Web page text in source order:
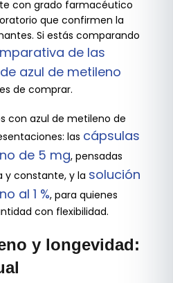
con grado farmacéutico
que confirmen la
Si estás comparando
de las
azul de metileno
de comprar.
con azul de metileno de
las cápsulas
de 5 mg, pensadas
y constante, y la solución
al 1 %, para quienes
con flexibilidad.
y longevidad: